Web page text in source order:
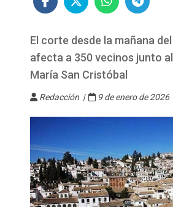
El corte desde la mañana
afecta a 350 vecinos junto
María San Cristóbal
Redacción | 9 de enero de 2026